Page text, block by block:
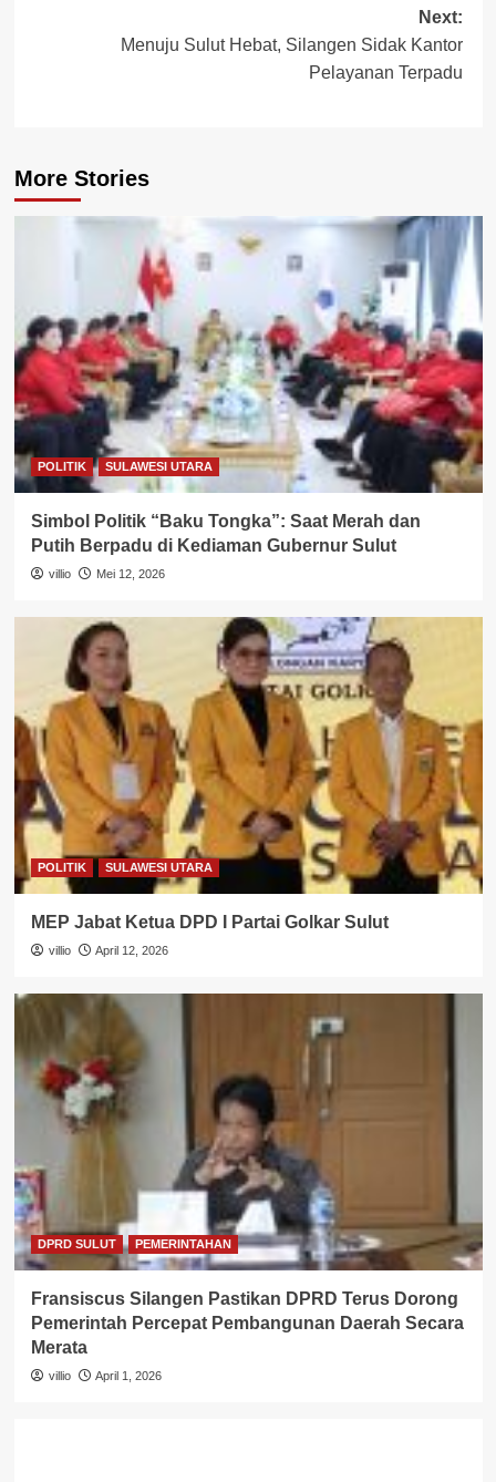
Next:
Menuju Sulut Hebat, Silangen Sidak Kantor
Pelayanan Terpadu
More Stories
POLITIK SULAWESI UTARA
Simbol Politik “Baku Tongka”: Saat Merah dan
Putih Berpadu di Kediaman Gubernur Sulut
villio Mei 12, 2026
POLITIK SULAWESI UTARA
MEP Jabat Ketua DPD I Partai Golkar Sulut
villio April 12, 2026
DPRD SULUT PEMERINTAHAN
Fransiscus Silangen Pastikan DPRD Terus Dorong
Pemerintah Percepat Pembangunan Daerah Secara
Merata
villio April 1, 2026